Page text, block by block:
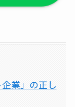
業」の正し